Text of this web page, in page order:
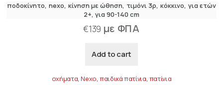
ποδοκίνητο nexo κίνηση με ώθηση τιμόνι 3ρ κόκκινο για ετών
2+ για 90-140 cm
€139 με ΦΠΑ
Add to cart
οχήματα, Nexo,παιδικά πατίνια, πατίνια